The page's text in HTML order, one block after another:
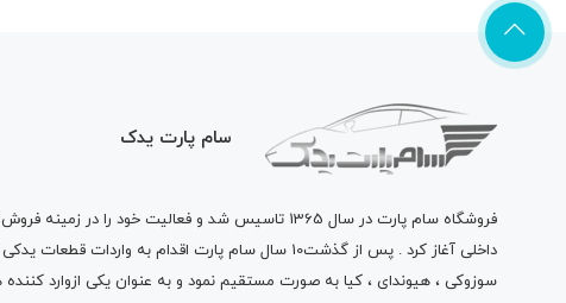
سام پارت یدک
فروشگاه سام پارت
در سال 1365 تاسیس شد و فعالیت خود را در زمینه
داخلی آغاز کرد . پس از گذشت10 سال سام پارت اقدام به واردات
سوزوکی ، هیوندای ، کیا به صورت مستقیم نمود و به عنوان یکی ازوارد